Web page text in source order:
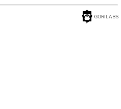
GORILABS